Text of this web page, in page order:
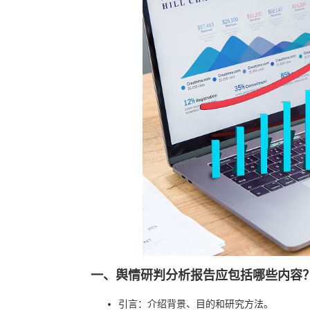
一、舆情研判分析报告应包括哪些内容
引言：介绍背景、目的和研究方法。